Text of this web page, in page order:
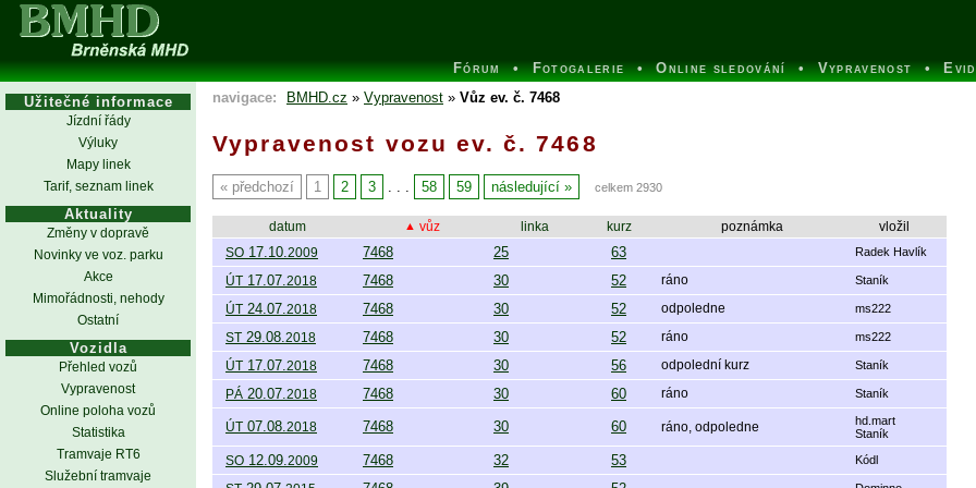
Fórum Fotogalerie Online sledování Vypravenost
Vypravenost vozu ev. č. 7468
předchozí 1 2 3 . . . 58 59 následující celkem 2930
datum vůz linka kurz poznámka
vložil
SO 17.10.2009 7468 25 63 Radek Havlík
ÚT 17.07.2018 7468 30 52 ráno Staník
ÚT 24.07.2018 7468 30 52 odpoledne ms222
ST 29.08.2018 7468 30 52 ráno ms222
ÚT 17.07.2018 7468 30 56 odpolední kurz Staník
PÁ 20.07.2018 7468 30 60 ráno Staník
ÚT 07.08.2018 7468 30 60 ráno, odpoledne
hd.mart
Staník
SO 12.09.2009 7468 32 53 Kódl
Užitečné informace
Jízdní řády
Výluky
Mapy linek
Tarif, seznam linek
Aktuality
Změny v dopravě
Novinky ve voz. parku
Akce
Mimořádnosti, nehody
Ostatní
Vozidla
Přehled vozů
Vypravenost
Online poloha vozů
Statistika
Tramvaje RT6
Služební tramvaje
navigace: BMHD.cz » Vypravenost » Vůz ev. č. 7468